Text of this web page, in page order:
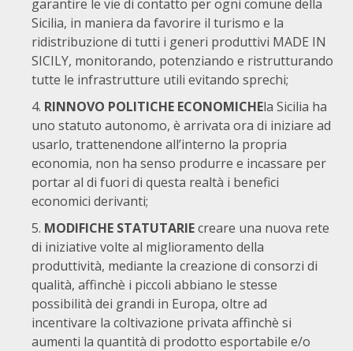
garantire le vie di contatto per ogni comune della
Sicilia, in maniera da favorire il turismo e la
ridistribuzione di tutti i generi produttivi MADE IN
SICILY, monitorando, potenziando e ristrutturando
tutte le infrastrutture utili evitando sprechi;
RINNOVO POLITICHE ECONOMICHEla Sicilia ha
uno statuto autonomo, è arrivata ora di iniziare ad
usarlo, trattenendone all’interno la propria
economia, non ha senso produrre e incassare per
portar al di fuori di questa realtà i benefici
economici derivanti;
MODIFICHE STATUTARIEcreare una nuova rete
di iniziative volte al miglioramento della
produttività, mediante la creazione di consorzi di
qualità, affinchè i piccoli abbiano le stesse
possibilità dei grandi in Europa, oltre ad
incentivare la coltivazione privata affinchè si
aumenti la quantità di prodotto esportabile e/o